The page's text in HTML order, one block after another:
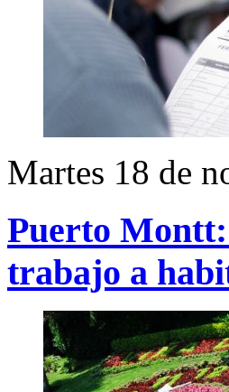
Martes 18 de
Puerto
trabajo a